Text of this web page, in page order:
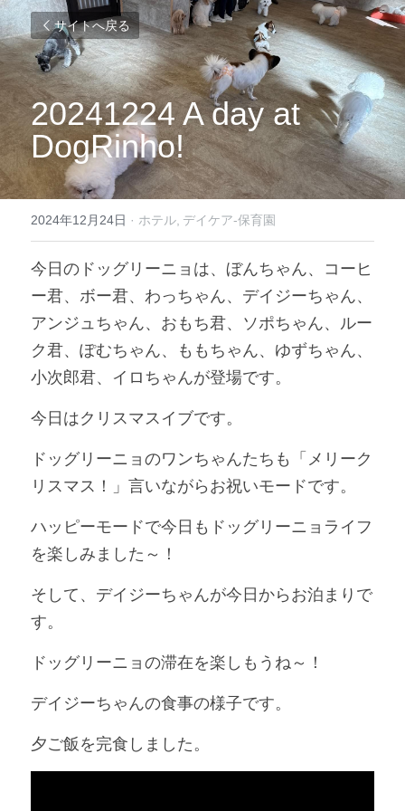
サイトへ戻る
20241224 A day at
DogRinho!
2024年12月24日 · ホテル, デイケア-保育園
今日のドッグリーニョは、ぼんちゃん、コーヒ
ー君、ボー君、わっちゃん、デイジーちゃん、
アンジュちゃん、おもち君、ソポちゃん、ルー
ク君、ぽむちゃん、ももちゃん、ゆずちゃん、
小次郎君、イロちゃんが登場です。
今日はクリスマスイブです。
ドッグリーニョのワンちゃんたちも「メリーク
リスマス！」言いながらお祝いモードです。
ハッピーモードで今日もドッグリーニョライフ
を楽しみました～！
そして、デイジーちゃんが今日からお泊まりで
す。
ドッグリーニョの滞在を楽しもうね～！
デイジーちゃんの食事の様子です。
夕ご飯を完食しました。